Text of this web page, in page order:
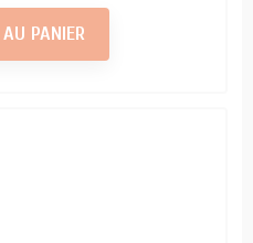
PANIER